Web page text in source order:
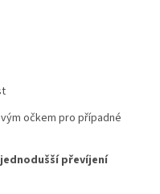
očkem pro případné
převíjení